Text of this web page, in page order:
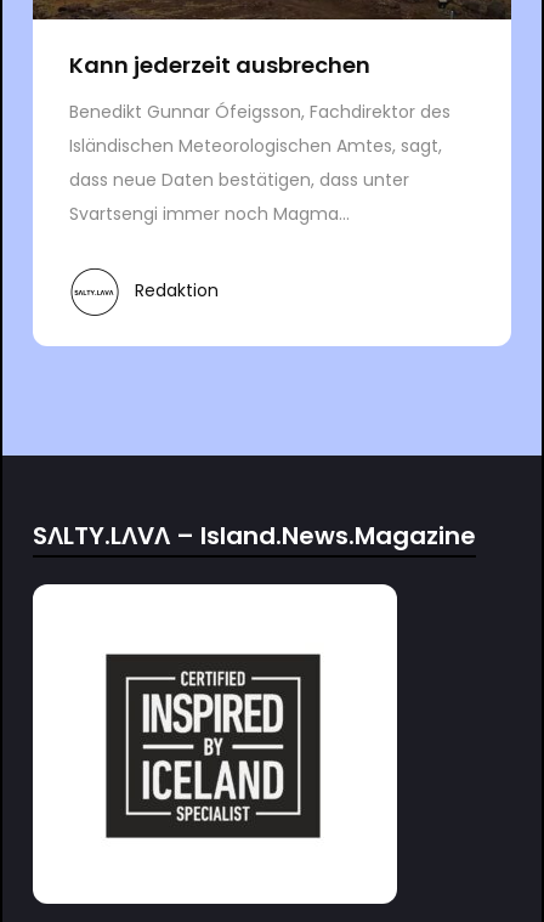
Kann jederzeit ausbrechen
Benedikt Gunnar Ófeigsson, Fachdirektor des
Isländischen Meteorologischen Amtes, sagt,
dass neue Daten bestätigen, dass unter
Svartsengi immer noch Magma...
Redaktion
SΛLTY.LΛVΛ – Island.News.Magazine